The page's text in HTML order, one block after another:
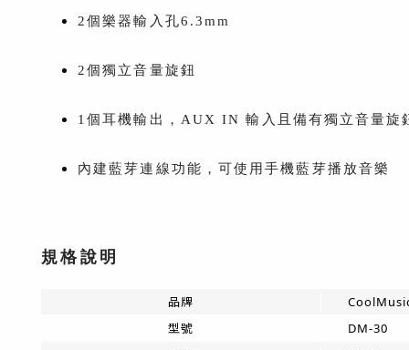
2個樂器輸入孔6.3mm
2個獨立音量旋鈕
1個耳機輸出，AUX IN 輸入且備有獨立音量旋
內建藍芽連線功能，可使用手機藍芽播放音樂
規格說明
品牌
型號
DM-30